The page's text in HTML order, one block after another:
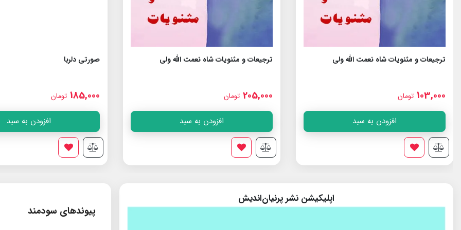
ترجیعات و مثنویات شاه نعمت الله ولى
103,000 تومان
افزودن به سبد
ترجیعات و مثنویات شاه نعمت الله ولى
205,000 تومان
افزودن به سبد
صورتی دلربا
185,000 تومان
افزودن به سبد
اپلیکیشن نشر پرنیان‌اندیش
پیوندهای سودمند